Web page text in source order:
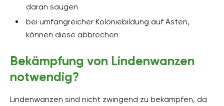
daran saugen
bei umfangreicher Koloniebildung auf Ästen,
können diese abbrechen
Bekämpfung von Lindenwanzen
notwendig?
Lindenwanzen sind nicht zwingend zu bekämpfen, da